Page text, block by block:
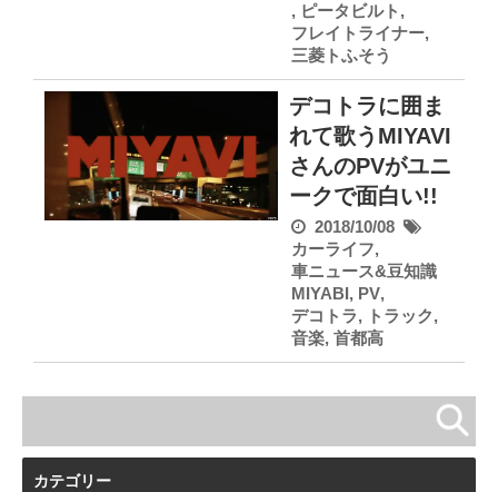
, ピータビルト ,
フレイトライナー,
三菱トふそう
デコトラに囲ま
れて歌うMIYAVI
さんのPVがユニ
ークで面白い!!
2018/10/08
カーライフ,
車ニュース&豆知識
MIYABI, PV,
デコトラ, トラック,
音楽, 首都高
カテゴリー